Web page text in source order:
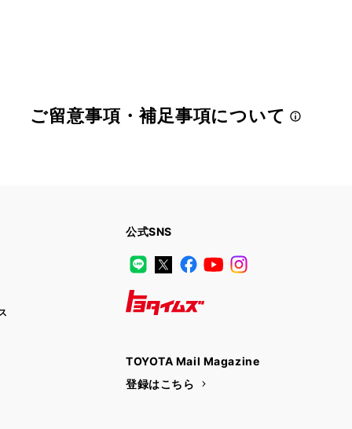
ご留意事項・補足事項について
公式SNS
LINE
X FacebookYouTube
TOYOTA Mail Magazine
登録はこちら